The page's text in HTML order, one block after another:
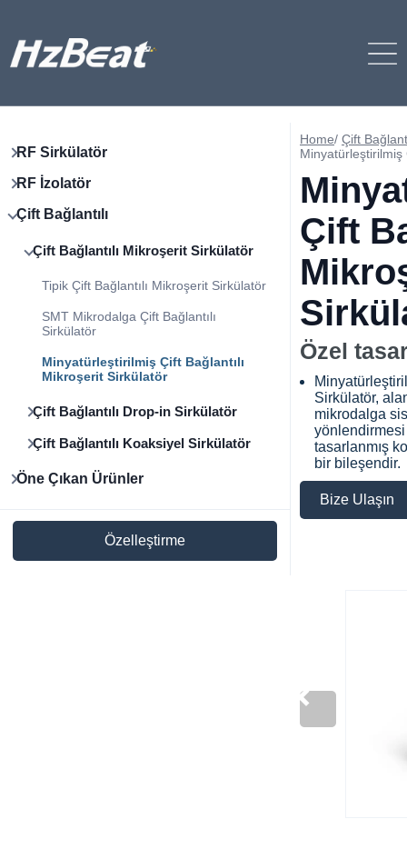
RF Sirkülatör
RF İzolatör
Çift Bağlantılı
Çift Bağlantılı Mikroşerit Sirkülatör
Tipik Çift Bağlantılı Mikroşerit Sirkülatör
SMT Mikrodalga Çift Bağlantılı
Sirkülatör
Minyatürleştirilmiş Çift Bağlantılı
Mikroşerit Sirkülatör
Çift Bağlantılı Drop-in Sirkülatör
Çift Bağlantılı Koaksiyel Sirkülatör
Öne Çıkan Ürünler
Özelleştirme
Home/ Çift
Minyatürleştirilmiş
Çift
Özel
Sirkülatör,
mikrodalga
tasarlanmış
bir bileşendir.
Bize Ulaşın